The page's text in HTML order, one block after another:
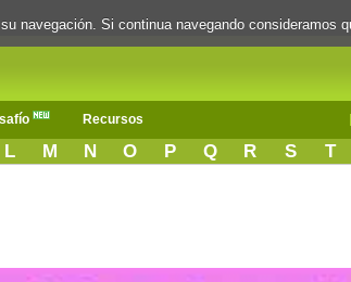
Recursos
L M N O P Q R S T
navegación. Si continua navegando consideramos